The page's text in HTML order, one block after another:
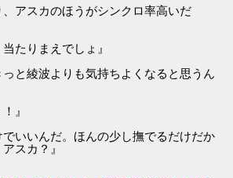
アスカのほうがシンクロ率高いだ
たりまえでしょ』
と綾波よりも気持ちよくなると思うん
』
いいんだ。ほんの少し撫でるだけだか
スカ？』